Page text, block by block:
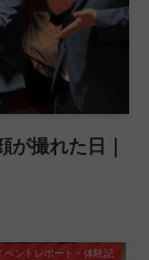
撮れた日｜
ベントレポート・体験記